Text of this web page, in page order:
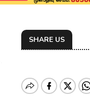
SHARE US